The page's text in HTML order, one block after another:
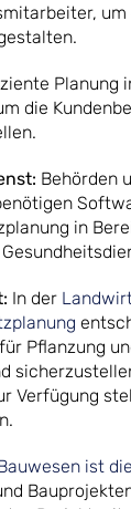
Planung
die
Behörden
in
In der
Pflanzung
Verfügung
ist